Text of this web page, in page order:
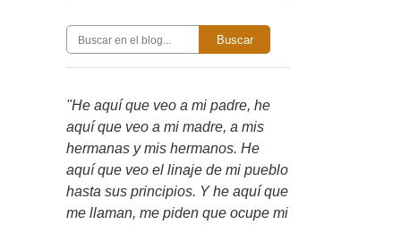
Buscar
"He aquí que veo a mi padre, he
aquí que veo a mi madre, a mis
hermanas y mis hermanos. He
aquí que veo el linaje de mi pueblo
hasta sus principios. Y he aquí que
me llaman, me piden que ocupe mi